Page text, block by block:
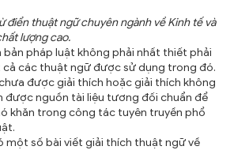
điển thuật ngữ chuyên ngành về Kinh tế và
lượng cao.
pháp luật không phải nhất thiết phải
các thuật ngữ được sử dụng trong đó.
được giải thích hoặc giải thích không
được nguồn tài liệu tương đối chuẩn để
khăn trong công tác tuyên truyền phổ
số bài viết giải thích thuật ngữ về